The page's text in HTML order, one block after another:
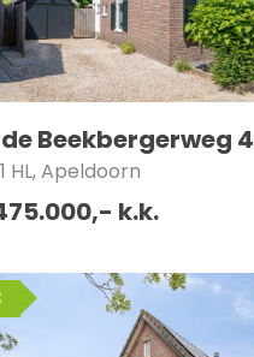
Beekbergerweg 4
HL, Apeldoorn
k.k.